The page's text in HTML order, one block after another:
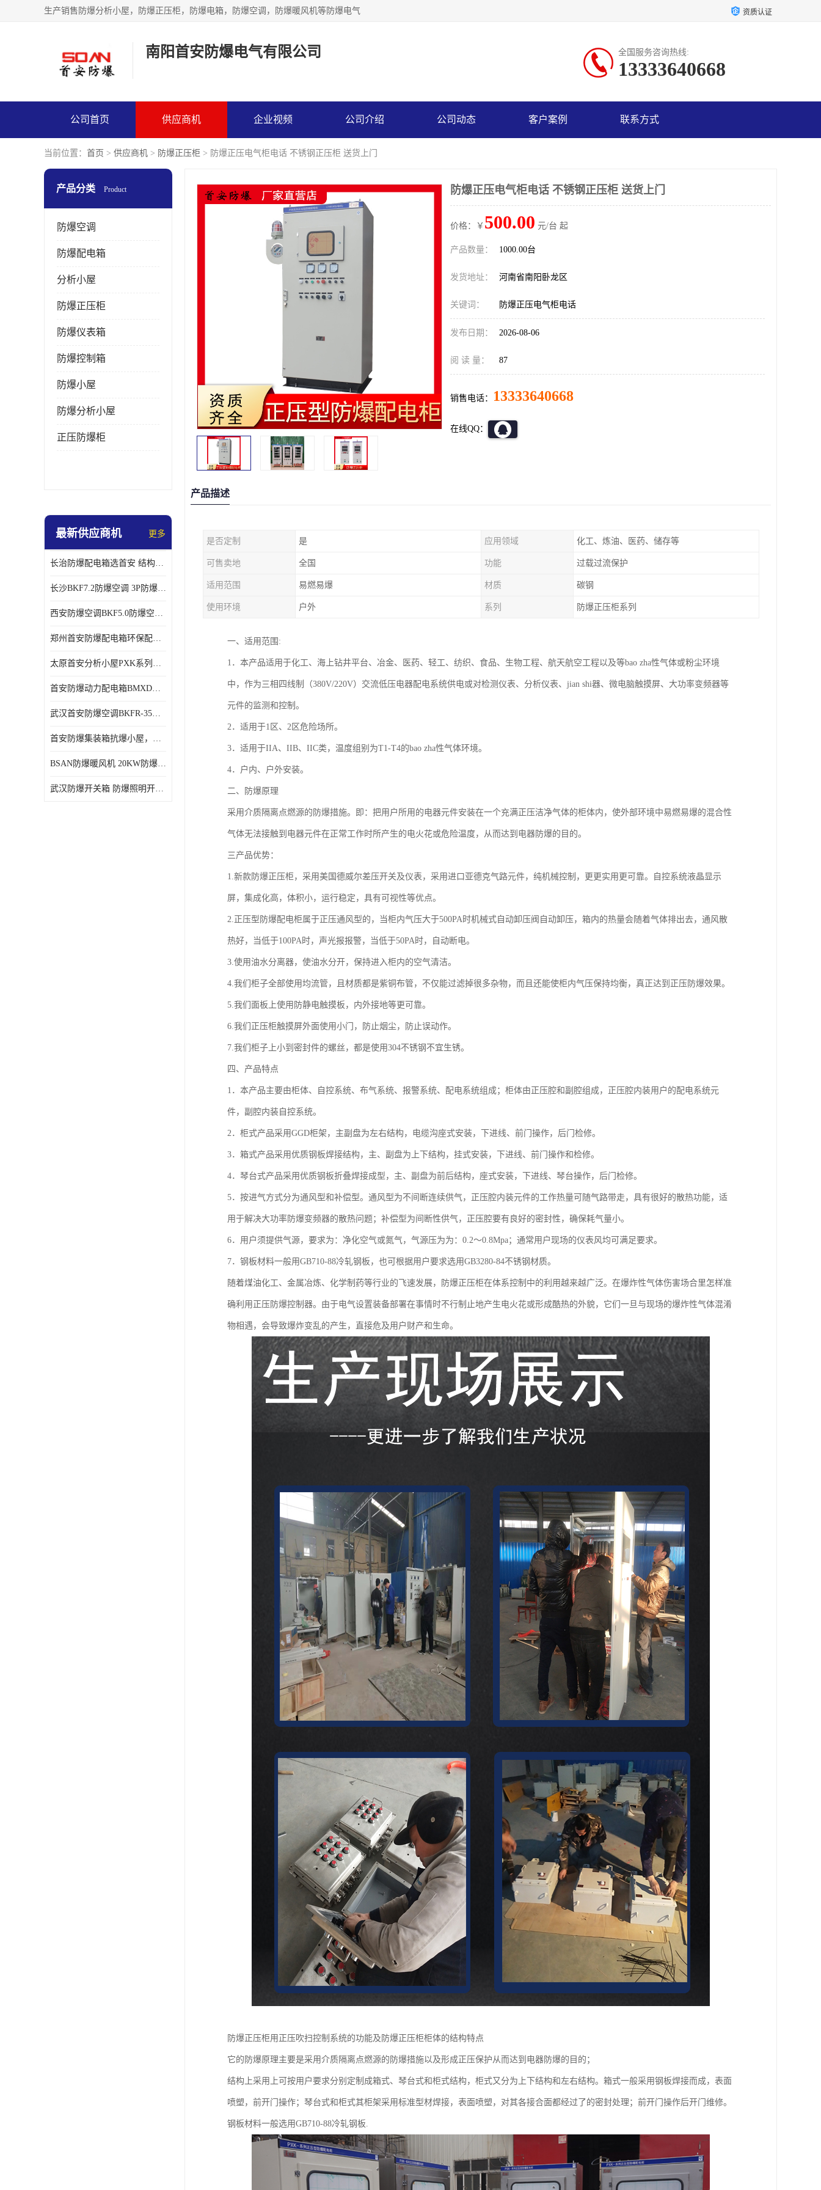
生产销售防爆分析小屋，防爆正压柜，防爆电箱，防爆空调，防爆暖风机等防爆电气 资质认证
南阳首安防爆电气有限公司 全国服务咨询热线:
13333640668
公司首页 供应商机 企业视频 公司介绍 公司动态 客户案例 联系方式
当前位置： 首页 > 供应商机 > 防爆正压柜 > 防爆正压电气柜电话 不锈钢正压柜 送货上门
产品分类 Product
防爆空调
防爆配电箱
分析小屋
防爆正压柜
防爆仪表箱
防爆控制箱
防爆小屋
防爆分析小屋
正压防爆柜
最新供应商机 更多
长治防爆配电箱选首安 结构紧凑、价格合理、资质齐全
长沙BKF7.2防爆空调 3P防爆空调与普通空调有什么区别
西安防爆空调BKF5.0防爆空调技术参数
郑州首安防爆配电箱环保配套用防爆配电箱
太原首安分析小屋PXK系列在线分析小屋厂家
首安防爆动力配电箱BMXD系列防爆配电箱技术参数
武汉首安防爆空调BKFR-35防爆空调生产厂家
首安防爆集装箱抗爆小屋，危化品暂存间厂家批发
BSAN防爆暖风机 20KW防爆工业暖风机
武汉防爆开关箱 防爆照明开关箱厂家
防爆正压电气柜电话 不锈钢正压柜 送货上门
价格：￥ 500.00 元/台 起
产品数量： 1000.00台
发货地址： 河南省南阳卧龙区
关键词： 防爆正压电气柜电话
发布日期： 2026-08-06
阅 读 量： 87
销售电话： 13333640668
在线QQ：
产品描述
是否定制 是 应用领域 化工、炼油、医药、储存等
可售卖地 全国 功能 过载过流保护
适用范围 易燃易爆 材质 碳钢
使用环境 户外 系列 防爆正压柜系列
一、适用范围:
1．本产品适用于化工、海上钻井平台、冶金、医药、轻工、纺织、食品、生物工程、航天航空工程以及等bao zha性气体或粉尘环境
中，作为三相四线制（380V/220V）交流低压电器配电系统供电或对检测仪表、分析仪表、jian shi器、微电脑触摸屏、大功率变频器等
元件的监测和控制。
2．适用于1区、2区危险场所。
3．适用于IIA、IIB、IIC类，温度组别为T1-T4的bao zha性气体环境。
4．户内、户外安装。
二、防爆原理
采用介质隔离点燃源的防爆措施。即：把用户所用的电器元件安装在一个充满正压洁净气体的柜体内，使外部环境中易燃易爆的混合性
气体无法接触到电器元件在正常工作时所产生的电火花或危险温度，从而达到电器防爆的目的。
三产品优势：
1.新款防爆正压柜，采用美国德威尔差压开关及仪表，采用进口亚德克气路元件，纯机械控制，更更实用更可靠。自控系统液晶显示
屏，集成化高，体积小，运行稳定，具有可视性等优点。
2.正压型防爆配电柜属于正压通风型的，当柜内气压大于500PA时机械式自动卸压阀自动卸压，箱内的热量会随着气体排出去，通风散
热好，当低于100PA时，声光报报警，当低于50PA时，自动断电。
3.使用油水分离器，使油水分开，保持进入柜内的空气清洁。
4.我们柜子全部使用均流管，且材质都是紫铜布管，不仅能过滤掉很多杂物，而且还能使柜内气压保持均衡，真正达到正压防爆效果。
5.我们面板上使用防静电触摸板，内外接地等更可靠。
6.我们正压柜触摸屏外面使用小门，防止烟尘，防止误动作。
7.我们柜子上小到密封件的螺丝，都是使用304不锈钢不宜生锈。
四、产品特点
1．本产品主要由柜体、自控系统、布气系统、报警系统、配电系统组成；柜体由正压腔和副腔组成，正压腔内装用户的配电系统元
件，副腔内装自控系统。
2．柜式产品采用GGD柜架，主副盘为左右结构，电缆沟座式安装，下进线、前门操作，后门检修。
3．箱式产品采用优质钢板焊接结构，主、副盘为上下结构，挂式安装，下进线、前门操作和检修。
4．琴台式产品采用优质钢板折叠焊接成型，主、副盘为前后结构，座式安装，下进线、琴台操作，后门检修。
5．按进气方式分为通风型和补偿型。通风型为不间断连续供气，正压腔内装元件的工作热量可随气路带走，具有很好的散热功能，适
用于解决大功率防爆变频器的散热问题；补偿型为间断性供气，正压腔要有良好的密封性，确保耗气量小。
6．用户须提供气源，要求为：净化空气或氮气，气源压为为：0.2～0.8Mpa；通常用户现场的仪表风均可满足要求。
7．钢板材料一般用GB710-88冷轧钢板，也可根据用户要求选用GB3280-84不锈钢材质。
随着煤油化工、金属冶炼、化学制药等行业的飞速发展，防爆正压柜在体系控制中的利用越来越广泛。在爆炸性气体伤害场合里怎样准
确利用正压防爆控制器。由于电气设置装备部署在事情时不行制止地产生电火花或形成酷热的外貌，它们一旦与现场的爆炸性气体混淆
物相遇，会导致爆炸变乱的产生，直接危及用户财产和生命。
防爆正压柜用正压吹扫控制系统的功能及防爆正压柜柜体的结构特点
它的防爆原理主要是采用介质隔离点燃源的防爆措施以及形成正压保护从而达到电器防爆的目的；
结构上采用上可按用户要求分别定制成箱式、琴台式和柜式结构，柜式又分为上下结构和左右结构。箱式一般采用钢板焊接而成，表面
喷塑，前开门操作；琴台式和柜式其柜架采用标准型材焊接，表面喷塑，对其各接合面都经过了的密封处理；前开门操作后开门维修。
钢板材料一般选用GB710-88冷轧钢板.